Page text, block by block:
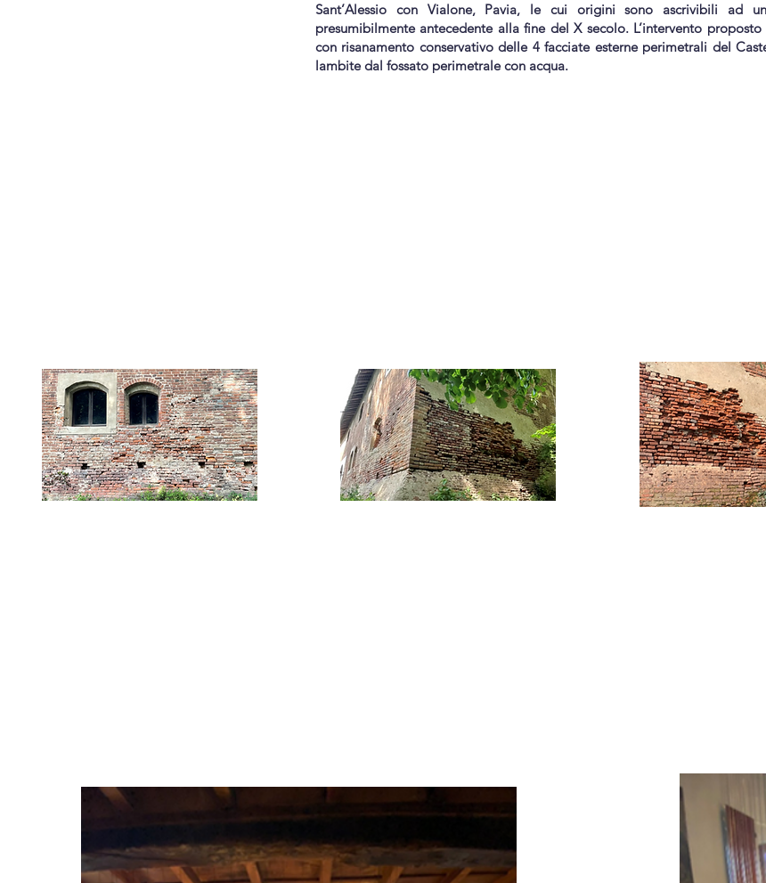
Sant’Alessio con Vialone, Pavia, le cui origini sono ascrivibili ad
presumibilmente antecedente alla fine del X secolo. L’intervento
con risanamento conservativo delle 4 facciate esterne perimetrali del
lambite dal fossato perimetrale con acqua.